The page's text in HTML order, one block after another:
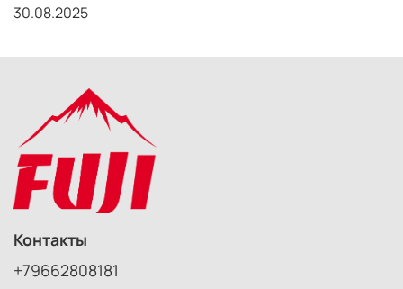
30.08.2025
Контакты
+79662808181